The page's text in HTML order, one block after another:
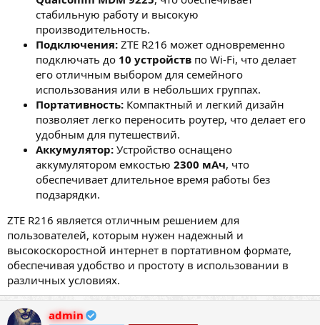
стабильную работу и высокую
производительность.
Подключения: ZTE R216 может одновременно
подключать до 10 устройств по Wi-Fi, что делает
его отличным выбором для семейного
использования или в небольших группах.
Портативность: Компактный и легкий дизайн
позволяет легко переносить роутер, что делает его
удобным для путешествий.
Аккумулятор: Устройство оснащено
аккумулятором емкостью 2300 мАч, что
обеспечивает длительное время работы без
подзарядки.
ZTE R216 является отличным решением для
пользователей, которым нужен надежный и
высокоскоростной интернет в портативном формате,
обеспечивая удобство и простоту в использовании в
различных условиях.
admin